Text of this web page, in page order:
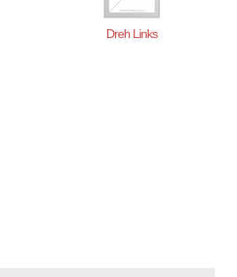
Dreh Links